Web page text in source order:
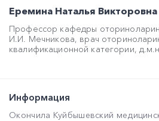
Еремина Наталья Викторовна
Профессор кафедры
И.И. Мечникова, врач
квалификационной категории,
Информация
Окончила Куйбышевский